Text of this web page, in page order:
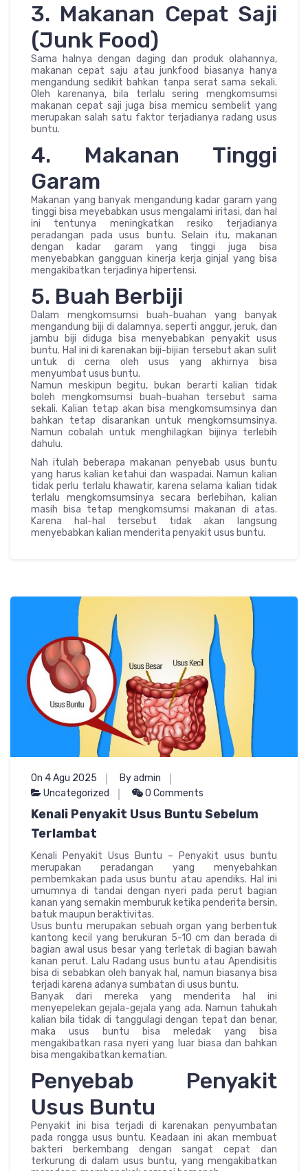
3. Makanan Cepat Saji
(Junk Food)
Sama halnya dengan daging dan produk olahannya,
makanan cepat saju atau junkfood biasanya hanya
mengandung sedikit bahkan tanpa serat sama sekali.
Oleh karenanya, bila terlalu sering mengkomsumsi
makanan cepat saji juga bisa memicu sembelit yang
merupakan salah satu faktor terjadianya radang usus
buntu.
4. Makanan Tinggi
Garam
Makanan yang banyak mengandung kadar garam yang
tinggi bisa meyebabkan usus mengalami iritasi, dan hal
ini tentunya meningkatkan resiko terjadianya
peradangan pada usus buntu. Selain itu, makanan
dengan kadar garam yang tinggi juga bisa
menyebabkan gangguan kinerja kerja ginjal yang bisa
mengakibatkan terjadinya hipertensi.
5. Buah Berbiji
Dalam mengkomsumsi buah-buahan yang banyak
mengandung biji di dalamnya, seperti anggur, jeruk, dan
jambu biji diduga bisa menyebabkan penyakit usus
buntu. Hal ini di karenakan biji-bijian tersebut akan sulit
untuk di cerna oleh usus yang akhirnya bisa
menyumbat usus buntu.
Namun meskipun begitu, bukan berarti kalian tidak
boleh mengkomsumsi buah-buahan tersebut sama
sekali. Kalian tetap akan bisa mengkomsumsinya dan
bahkan tetap disarankan untuk mengkomsumsinya.
Namun cobalah untuk menghilagkan bijinya terlebih
dahulu.
Nah itulah beberapa makanan penyebab usus buntu
yang harus kalian ketahui dan waspadai. Namun kalian
tidak perlu terlalu khawatir, karena selama kalian tidak
terlalu mengkomsumsinya secara berlebihan, kalian
masih bisa tetap mengkomsumsi makanan di atas.
Karena hal-hal tersebut tidak akan langsung
menyebabkan kalian menderita penyakit usus buntu.
On 4 Agu 2025
By admin
Uncategorized
0 Comments
Kenali Penyakit Usus Buntu Sebelum
Terlambat
Kenali Penyakit Usus Buntu – Penyakit usus buntu
merupakan peradangan yang menyebahkan
pembemkakan pada usus buntu atau apendiks. Hal ini
umumnya di tandai dengan nyeri pada perut bagian
kanan yang semakin memburuk ketika penderita bersin,
batuk maupun beraktivitas.
Usus buntu merupakan sebuah organ yang berbentuk
kantong kecil yang berukuran 5-10 cm dan berada di
bagian awal usus besar yang terletak di bagian bawah
kanan perut. Lalu Radang usus buntu atau Apendisitis
bisa di sebabkan oleh banyak hal, namun biasanya bisa
terjadi karena adanya sumbatan di usus buntu.
Banyak dari mereka yang menderita hal ini
menyepelekan gejala-gejala yang ada. Namun tahukah
kalian bila tidak di tanggulagi dengan tepat dan benar,
maka usus buntu bisa meledak yang bisa
mengakibatkan rasa nyeri yang luar biasa dan bahkan
bisa mengakibatkan kematian.
Penyebab Penyakit
Usus Buntu
Penyakit ini bisa terjadi di karenakan penyumbatan
pada rongga usus buntu. Keadaan ini akan membuat
bakteri berkembang dengan sangat cepat dan
terkurung di dalam usus buntu, yang mengakibatkan